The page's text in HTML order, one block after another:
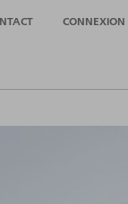
CONNEXION